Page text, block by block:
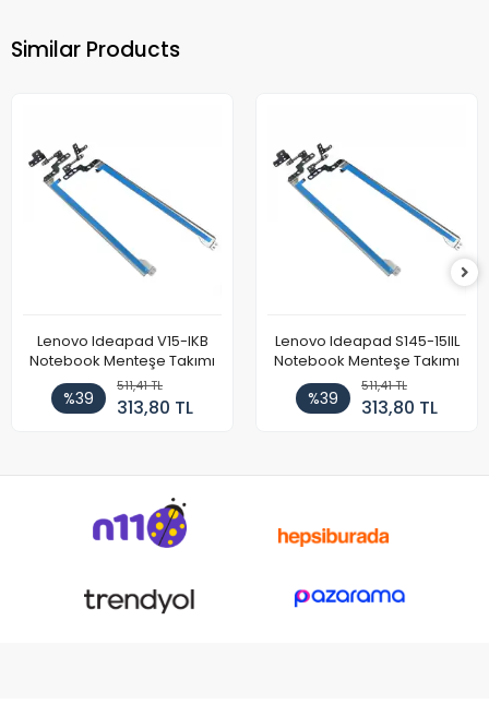
Similar Products
Lenovo Ideapad V15-IKB
Notebook Menteşe Takımı
%39
511,41 TL
313,80 TL
Lenovo Ideapad S145-15IIL
Notebook Menteşe Takımı
%39
511,41 TL
313,80 TL